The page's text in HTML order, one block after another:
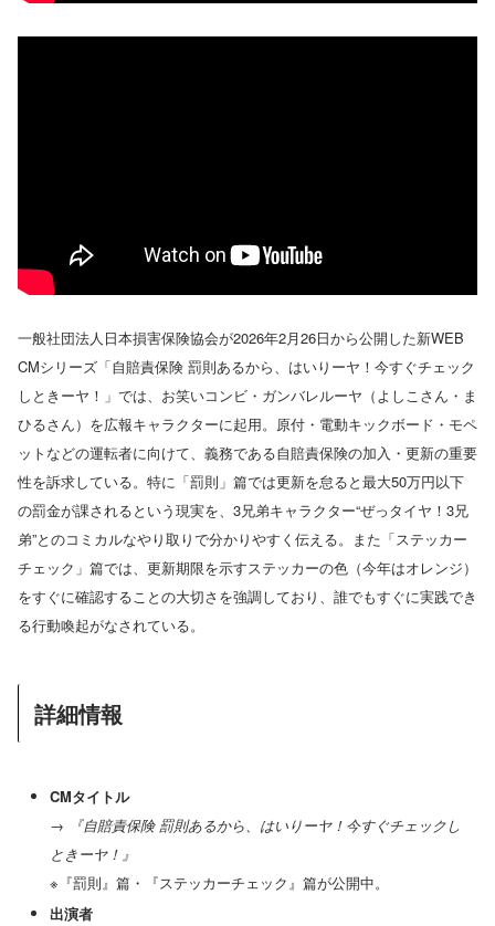
一般社団法人日本損害保険協会が2026年2月26日から公開した新WEB
CMシリーズ「自賠責保険 罰則あるから、はいりーヤ！今すぐチェック
しときーヤ！」では、お笑いコンビ・ガンバレルーヤ（よしこさん・ま
ひるさん）を広報キャラクターに起用。原付・電動キックボード・モペ
ットなどの運転者に向けて、義務である自賠責保険の加入・更新の重要
性を訴求している。特に「罰則」篇では更新を怠ると最大50万円以下
の罰金が課されるという現実を、3兄弟キャラクター“ぜっタイヤ！3兄
弟”とのコミカルなやり取りで分かりやすく伝える。また「ステッカー
チェック」篇では、更新期限を示すステッカーの色（今年はオレンジ）
をすぐに確認することの大切さを強調しており、誰でもすぐに実践でき
る行動喚起がなされている。
詳細情報
CMタイトル
→
『自賠責保険 罰則あるから、はいりーヤ！今すぐチェックし
ときーヤ！』
※『罰則』篇・『ステッカーチェック』篇が公開中。
出演者